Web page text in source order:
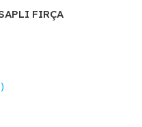
FIRÇA